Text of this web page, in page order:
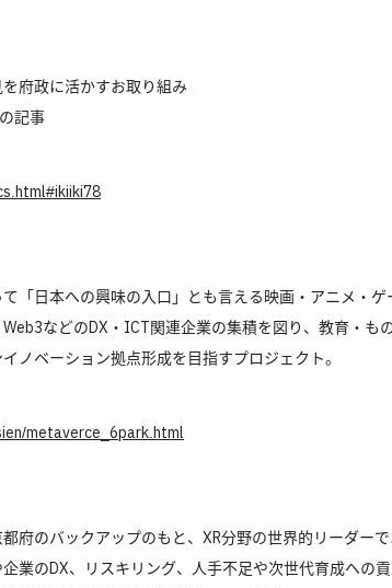
府政に活かすお取り組み
記事
「日本への興味の入口」とも言える映画・アニメ・
などのDX・ICT関連企業の集積を図り、教育・
ノベーション拠点形成を目指すプロジェクト。
metaverce_6park.html
府のバックアップのもと、XR分野の世界的リーダー
業のDX、リスキリング、人手不足や次世代育成への